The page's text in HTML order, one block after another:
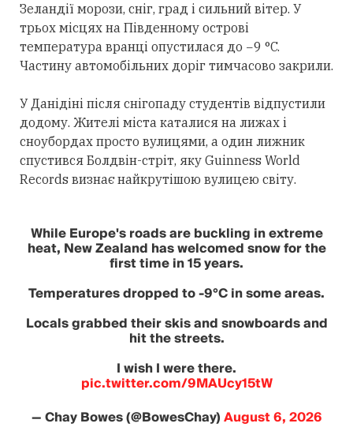
Зеландії морози, сніг, град і сильний вітер. У
трьох місцях на Південному острові
температура вранці опустилася до −9 °C.
Частину автомобільних доріг тимчасово закрили.
У Данідіні після снігопаду студентів відпустили
додому. Жителі міста каталися на лижах і
сноубордах просто вулицями, а один лижник
спустився Болдвін-стріт, яку Guinness World
Records визнає найкрутішою вулицею світу.
While Europe's roads are buckling in extreme
heat, New Zealand has welcomed snow for the
first time in 15 years.
Temperatures dropped to -9°C in some areas.
Locals grabbed their skis and snowboards and
hit the streets.
I wish I were there.
pic.twitter.com/9MAUcy15tW
— Chay Bowes (@BowesChay)August 6, 2026